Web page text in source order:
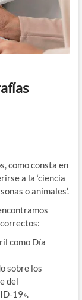
como consta en
a la ‘ciencia
o animales’.
como Día
sobre los
del
19».